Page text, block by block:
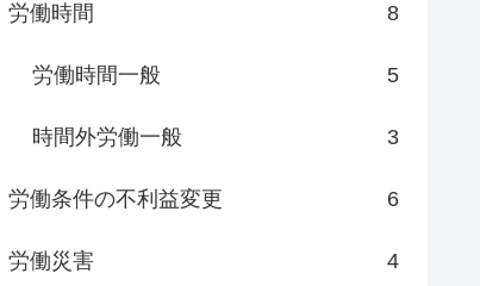
労働時間 8
労働時間一般 5
時間外労働一般 3
労働条件の不利益変更 6
労働災害 4